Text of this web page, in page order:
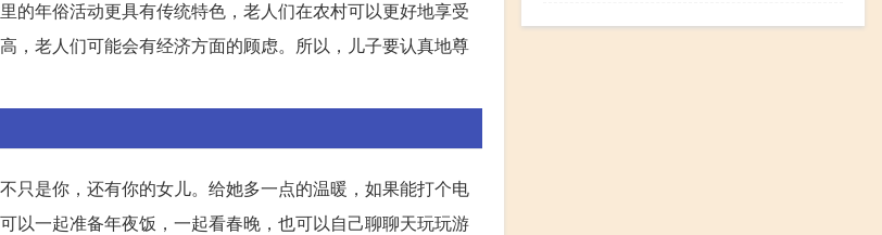
的年俗活动更具有传统特色，老人们在农村可以更好地享受
，老人们可能会有经济方面的顾虑。所以，儿子要认真地尊
只是你，还有你的女儿。给她多一点的温暖，如果能打个电
以一起准备年夜饭，一起看春晚，也可以自己聊聊天玩玩游